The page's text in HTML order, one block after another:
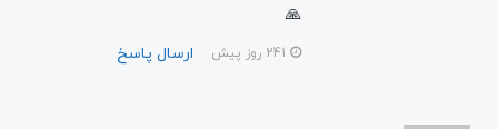
🙏
ارسال پاسخ